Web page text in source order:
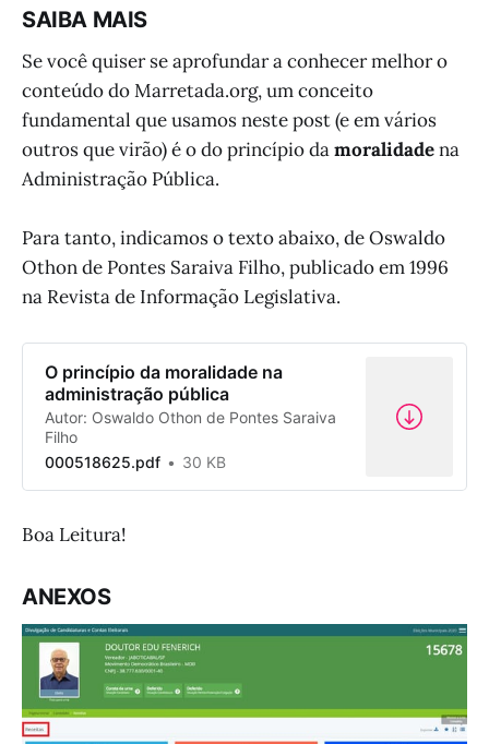
SAIBA MAIS
Se você quiser se aprofundar a conhecer melhor o
conteúdo do Marretada.org, um conceito
fundamental que usamos neste post (e em vários
outros que virão) é o do princípio damoralidadena
Administração Pública.
Para tanto, indicamos o texto abaixo, de Oswaldo
Othon de Pontes Saraiva Filho, publicado em 1996
na Revista de Informação Legislativa.
O princípio da moralidade na
administração pública
Autor: Oswaldo Othon de Pontes Saraiva
Filho
000518625.pdf
30 KB
Boa Leitura!
ANEXOS